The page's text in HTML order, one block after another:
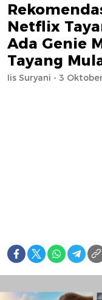
Netflix
Ada Genie
Tayang
Iis Suryani - 3